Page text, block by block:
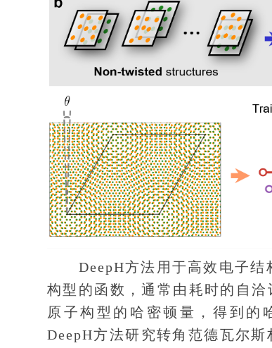
DeepH方法用于高效电子结
构型的函数，通常由耗时的自
原子构型的哈密顿量，得到的
DeepH方法研究转角范德瓦尔